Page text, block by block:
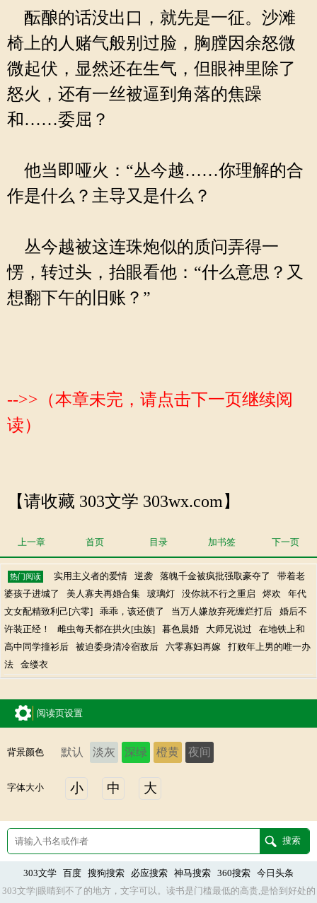
酝酿的话没出口，就先是一征。沙滩
椅上的人赌气般别过脸，胸膛因余怒微
微起伏，显然还在生气，但眼神里除了
怒火，还有一丝被逼到角落的焦躁
和……委屈？
他当即哑火：“丛今越……你理解的合
作是什么？主导又是什么？
丛今越被这连珠炮似的质问弄得一
愣，转过头，抬眼看他：“什么意思？又
想翻下午的旧账？”
-->>（本章未完，请点击下一页继续阅
读）
【请收藏 303文学 303wx.com】
上一章 首页 目录 加书签 下一页
热门阅读 实用主义者的爱情 逆袭 落魄千金被疯批强取豪夺了
带着老
婆孩子进城了
美人寡夫再婚合集 玻璃灯 没你就不行之重启 烬欢
年代
文女配精致利己[六零]
乖乖，该还债了 当万人嫌放弃死缠烂打后
婚后不
许装正经！
雌虫每天都在拱火[虫族] 暮色晨婚 大师兄说过
在地铁上和
高中同学撞衫后
被迫委身清冷宿敌后 六零寡妇再嫁
打败年上男的唯一办
法
金缕衣
阅读页设置
背景颜色 默认 淡灰 深绿 橙黄 夜间
字体大小 小 中 大
303文学 百度 搜狗搜索 必应搜索 神马搜索 360搜索
今日头条
303文学|眼睛到不了的地方，文字可以。读书是门槛最低的高贵,是恰到好处的